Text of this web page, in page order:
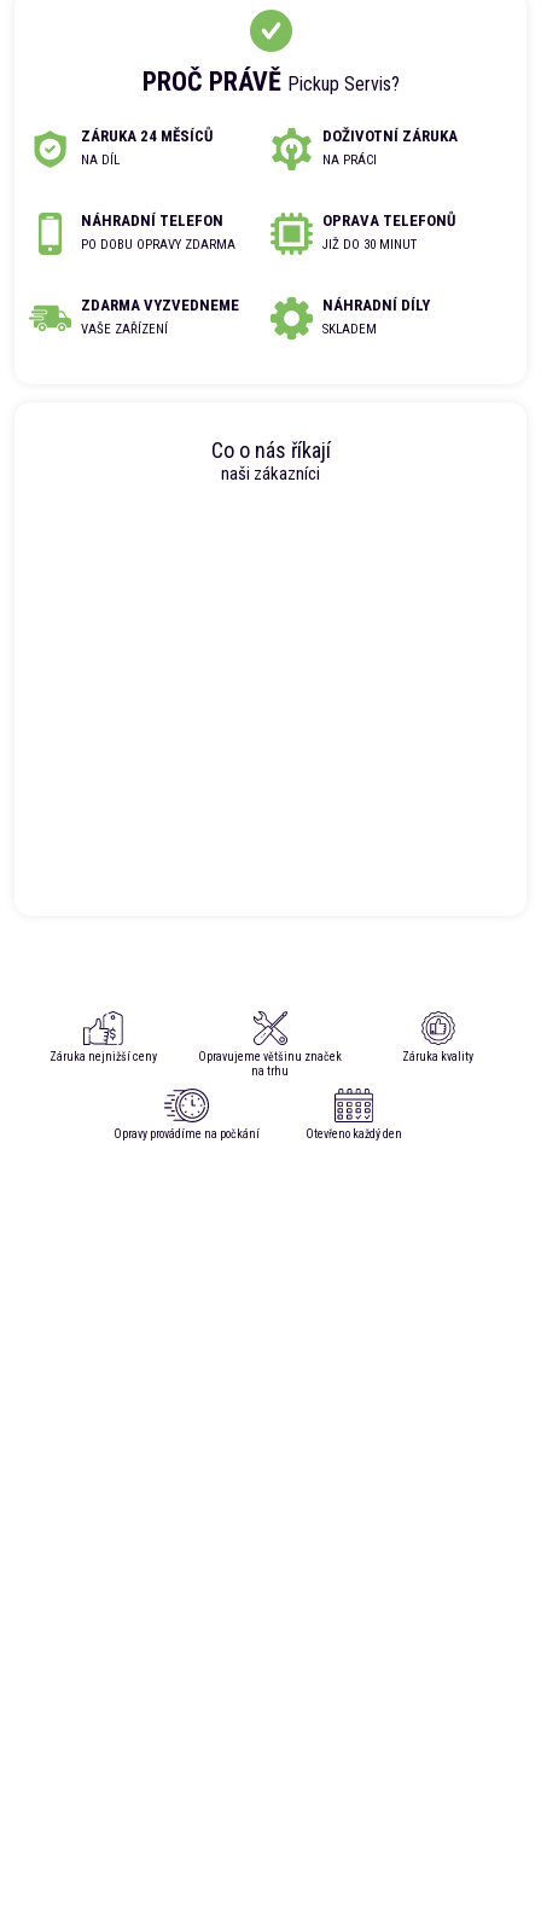
PROČ PRÁVĚ Pickup Servis?
ZÁRUKA 24 MĚSÍCŮ
NA DÍL
DOŽIVOTNÍ ZÁRUKA
NA PRÁCI
NÁHRADNÍ TELEFON
PO DOBU OPRAVY ZDARMA
OPRAVA TELEFONŮ
JIŽ DO 30 MINUT
ZDARMA VYZVEDNEME
VAŠE ZAŘÍZENÍ
NÁHRADNÍ DÍLY
SKLADEM
Co o nás říkají
naši zákazníci
Záruka nejnižší ceny
Opravujeme většinu značek
na trhu
Záruka kvality
Opravy provádíme na počkání Otevřeno každý den